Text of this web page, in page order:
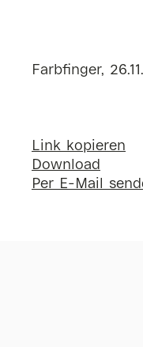
Farbfinger,
Link kopieren
Download
Per E-Mail